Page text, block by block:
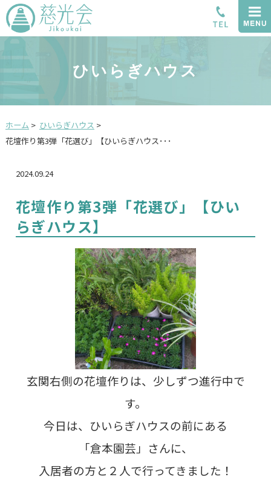
ひいらぎハウス
ホーム > ひいらぎハウス >
花壇作り第3弾「花選び」【ひいらぎハウス･･･
2024.09.24
花壇作り第3弾「花選び」【ひい
らぎハウス】
玄関右側の花壇作りは、少しずつ進行中で
す。
今日は、ひいらぎハウスの前にある
「倉本園芸」さんに、
入居者の方と２人で行ってきました！